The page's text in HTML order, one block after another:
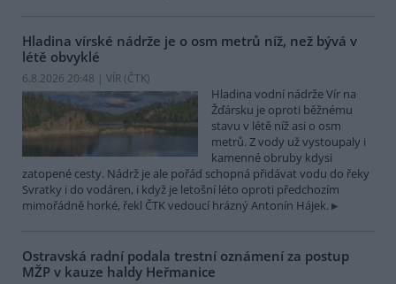
Hladina vírské nádrže je o osm metrů níž, než bývá v
létě obvyklé
6.8.2026 20:48 | VÍR (ČTK)
Hladina vodní nádrže Vír na
Žďársku je oproti běžnému
stavu v létě níž asi o osm
metrů. Z vody už vystoupaly i
kamenné obruby kdysi
zatopené cesty. Nádrž je ale pořád schopná přidávat vodu do řeky
Svratky i do vodáren, i když je letošní léto oproti předchozím
mimořádně horké, řekl ČTK vedoucí hrázný Antonín Hájek.
Ostravská radní podala trestní oznámení za postup
MŽP v kauze haldy Heřmanice